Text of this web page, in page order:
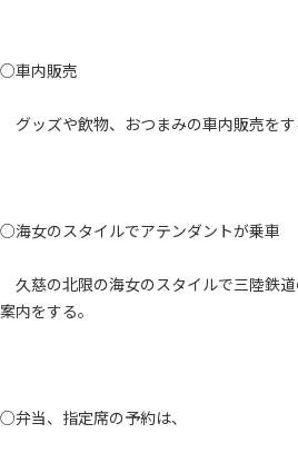
○車内販売
グッズや飲物、おつまみの車内販売をす
○海女のスタイルでアテンダントが乗車
久慈の北限の海女のスタイルで三陸鉄
案内をする。
○弁当、指定席の予約は、